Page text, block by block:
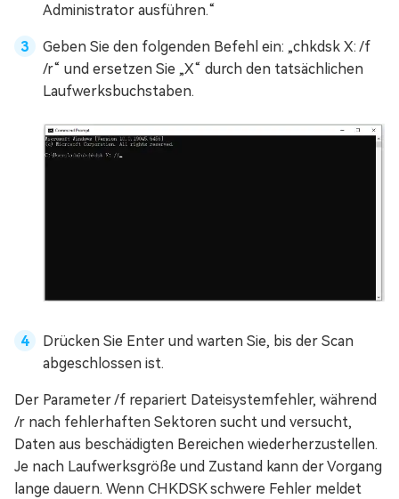
Administrator ausführen.“
Geben Sie den folgenden Befehl ein: „chkdsk X: /f
/r“ und ersetzen Sie „X“ durch den tatsächlichen
Laufwerksbuchstaben.
Drücken Sie Enter und warten Sie, bis der Scan
abgeschlossen ist.
Der Parameter /f repariert Dateisystemfehler, während
/r nach fehlerhaften Sektoren sucht und versucht,
Daten aus beschädigten Bereichen wiederherzustellen.
Je nach Laufwerksgröße und Zustand kann der Vorgang
lange dauern. Wenn CHKDSK schwere Fehler meldet